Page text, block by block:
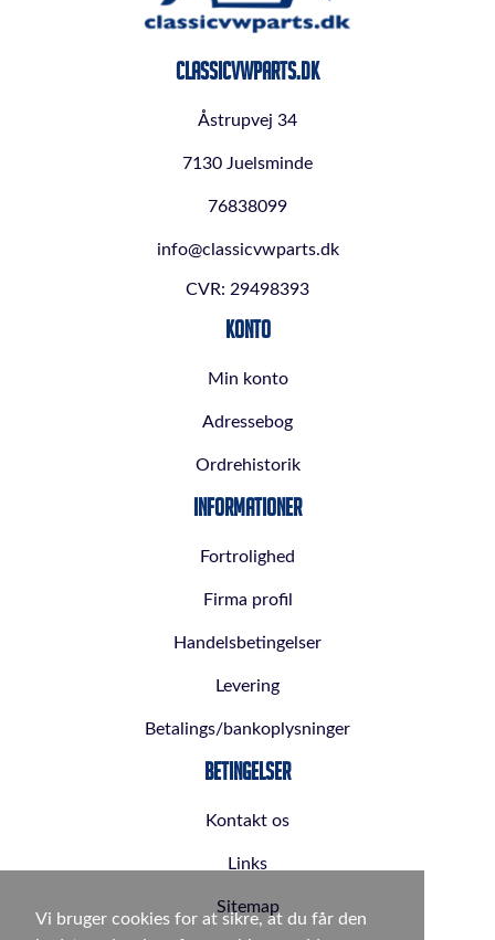
Vi bruger cookies for at sikre, at du får den
ClassicVWParts.dk
Åstrupvej 34
7130 Juelsminde
76838099
info@classicvwparts.dk
CVR: 29498393
Konto
Min konto
Adressebog
Ordrehistorik
Informationer
Fortrolighed
Firma profil
Handelsbetingelser
Levering
Betalings/bankoplysninger
Betingelser
Kontakt os
Links
Sitemap